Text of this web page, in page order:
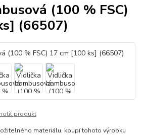
(100 % FSC)
(66507)
produkt
materiálu, koupí tohoto výrobku